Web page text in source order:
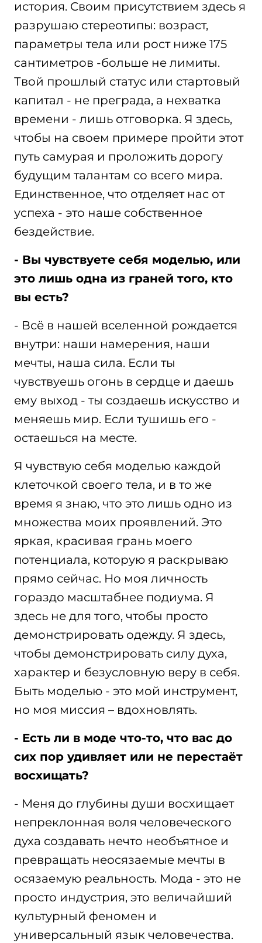
история. Своим присутствием здесь я
разрушаю стереотипы: возраст,
параметры тела или рост ниже 175
сантиметров -больше не лимиты.
Твой прошлый статус или стартовый
капитал - не преграда, а нехватка
времени - лишь отговорка. Я здесь,
чтобы на своем примере пройти этот
путь самурая и проложить дорогу
будущим талантам со всего мира.
Единственное, что отделяет нас от
успеха - это наше собственное
бездействие.
- Вы чувствуете себя моделью, или
это лишь одна из граней того, кто
вы есть?
- Всё в нашей вселенной рождается
внутри: наши намерения, наши
мечты, наша сила. Если ты
чувствуешь огонь в сердце и даешь
ему выход - ты создаешь искусство и
меняешь мир. Если тушишь его -
остаешься на месте.
Я чувствую себя моделью каждой
клеточкой своего тела, и в то же
время я знаю, что это лишь одно из
множества моих проявлений. Это
яркая, красивая грань моего
потенциала, которую я раскрываю
прямо сейчас. Но моя личность
гораздо масштабнее подиума. Я
здесь не для того, чтобы просто
демонстрировать одежду. Я здесь,
чтобы демонстрировать силу духа,
характер и безусловную веру в себя.
Быть моделью - это мой инструмент,
но моя миссия – вдохновлять.
- Есть ли в моде что-то, что вас до
сих пор удивляет или не перестаёт
восхищать?
- Меня до глубины души восхищает
непреклонная воля человеческого
духа создавать нечто необъятное и
превращать неосязаемые мечты в
осязаемую реальность. Мода - это не
просто индустрия, это величайший
культурный феномен и
универсальный язык человечества.